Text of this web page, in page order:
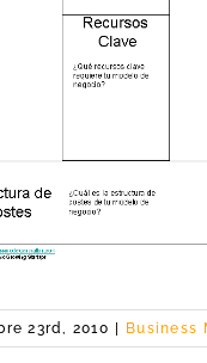
23rd, 2010 | Business